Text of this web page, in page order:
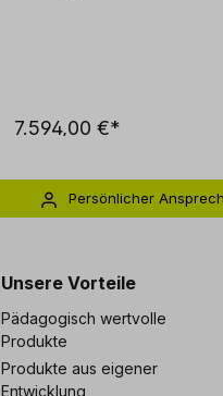
7.594,00 €*
Persönlicher
Unsere Vorteile
Pädagogisch wertvolle
Produkte
Produkte aus eigener
Entwicklung